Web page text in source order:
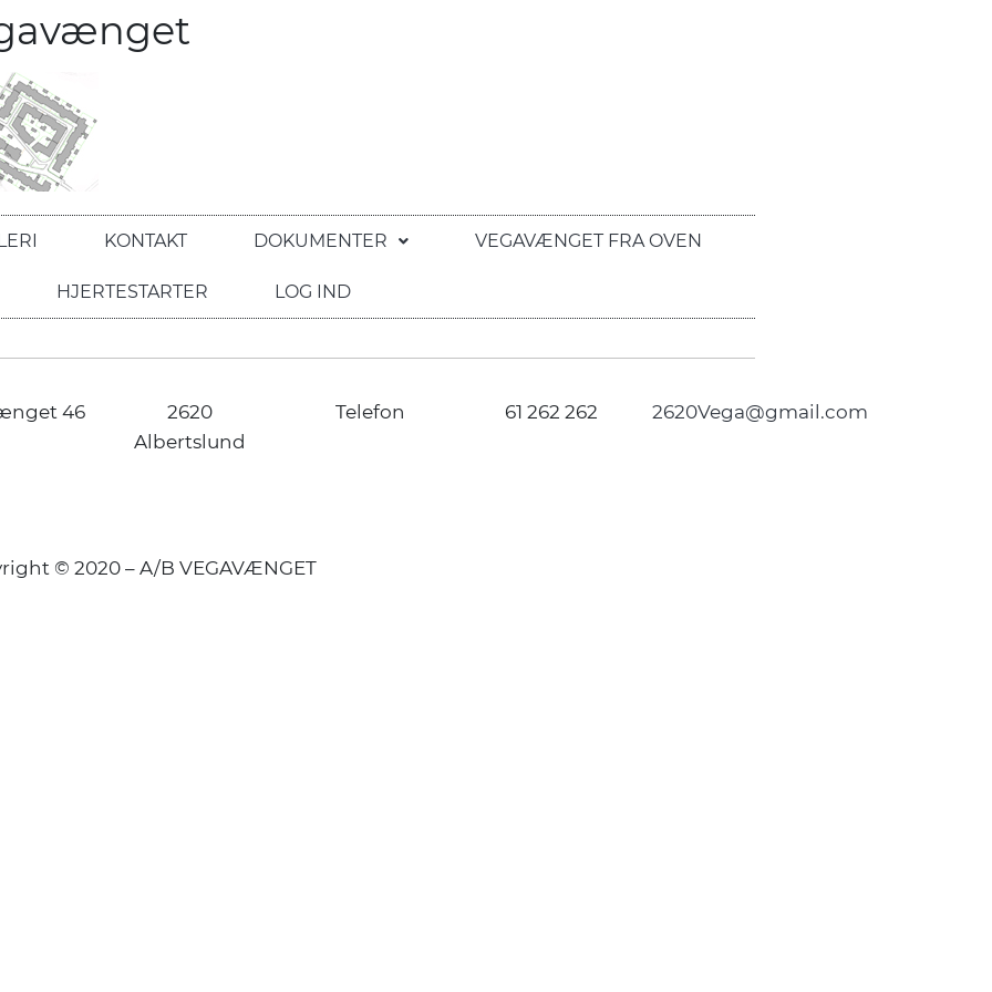
KONTAKT DOKUMENTER VEGAVÆNGET FRA OVEN
HJERTESTARTER LOG IND
46
2620
Albertslund
Telefon 61 262 262 2620Vega@gmail.com
© 2020 – A/B VEGAVÆNGET